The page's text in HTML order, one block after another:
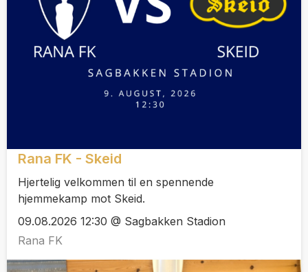
Rana FK - Skeid
Hjertelig velkommen til en spennende
hjemmekamp mot Skeid.
09.08.2026 12:30 @ Sagbakken Stadion
Rana FK